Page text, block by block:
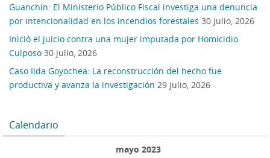
Guanchín: El Ministerio Público Fiscal investiga una denuncia
por intencionalidad en los incendios forestales 30 julio, 2026
Inició el juicio contra una mujer imputada por Homicidio
Culposo 30 julio, 2026
Caso Ilda Goyochea: La reconstrucción del hecho fue
productiva y avanza la investigación 29 julio, 2026
Calendario
mayo 2023